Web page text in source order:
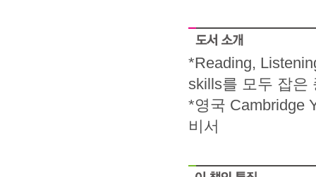
*Reading,
skills를 모두 잡은
*영국 Cambridge
비서